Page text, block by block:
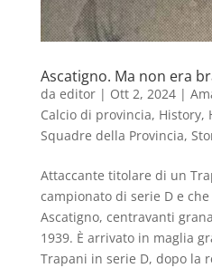
Ascatigno. Ma non era
da editor| Ott 2, 2024|
Calcio di provincia, History,
Squadre della Provincia,
Attaccante titolare di un
campionato di serie D e
Ascatigno, centravanti
1939. È arrivato in maglia
Trapani in serie D, dopo la